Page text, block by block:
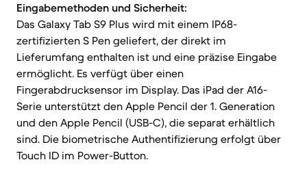
Eingabemethoden und Sicherheit:
Das Galaxy Tab S9 Plus wird mit einem IP68-
zertifizierten S Pen geliefert, der direkt im
Lieferumfang enthalten ist und eine präzise Eingabe
ermöglicht. Es verfügt über einen
Fingerabdrucksensor im Display. Das iPad der A16-
Serie unterstützt den Apple Pencil der 1. Generation
und den Apple Pencil (USB-C), die separat erhältlich
sind. Die biometrische Authentifizierung erfolgt über
Touch ID im Power-Button.